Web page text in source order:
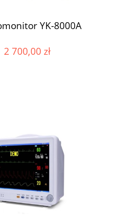
YK-8000A
2 700,00 zł